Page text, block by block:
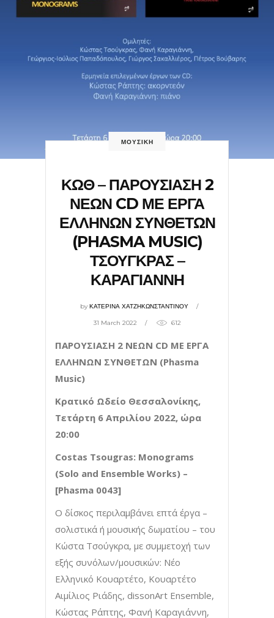
ΜΟΥΣΙΚΗ
ΚΩΘ – ΠΑΡΟΥΣΙΑΣΗ 2
ΝΕΩΝ CD ΜΕ ΕΡΓΑ
ΕΛΛΗΝΩΝ ΣΥΝΘΕΤΩΝ
(PHASMA MUSIC)
ΤΣΟΥΓΚΡΑΣ –
ΚΑΡΑΓΙΑΝΝΗ
byΚΑΤΕΡΙΝΑ ΧΑΤΖΗΚΩΝΣΤΑΝΤΙΝΟΥ
31 March 2022 612
ΠΑΡΟΥΣΙΑΣΗ 2 ΝΕΩΝ CD ΜΕ ΕΡΓΑ
ΕΛΛΗΝΩΝ ΣΥΝΘΕΤΩΝ (Phasma
Music)
Κρατικό Ωδείο Θεσσαλονίκης,
Τετάρτη 6 Απριλίου 2022, ώρα
20:00
Costas Tsougras: Monograms
(Solo and Ensemble Works) –
[Phasma 0043]
Ο δίσκος περιλαμβάνει επτά έργα –
σολιστικά ή μουσικής δωματίου – του
Κώστα Τσούγκρα, με συμμετοχή των
εξής συνόλων/μουσικών: Νέο
Ελληνικό Κουαρτέτο, Κουαρτέτο
Αιμίλιος Ριάδης, dissonArt Ensemble,
Κώστας Ράπτης, Φανή Καραγιάννη,